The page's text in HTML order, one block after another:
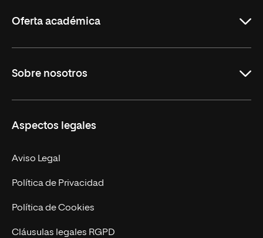
Oferta académica
Másteres Oficiales
Másteres Propios
Doctorados
Experto Universitario
Postgrados
Cursos Universitarios
Sobre nosotros
Facultades
Nuestro Equipo
Trabaja en UNIR
Actualidad
UNIR Revista
Aspectos legales
Aviso Legal
Política de Privacidad
Política de Cookies
Cláusulas legales RGPD